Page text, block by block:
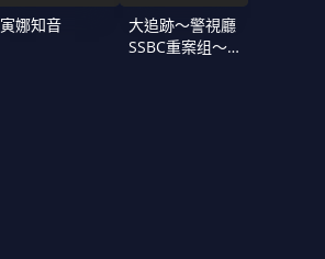
寅娜知音
大追跡〜警視廳
SSBC重案组〜